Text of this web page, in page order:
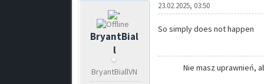
BryantBial
l
BryantBiallVN
23.02.2025, 03:50
So simply does not happen
Nie masz uprawnień,